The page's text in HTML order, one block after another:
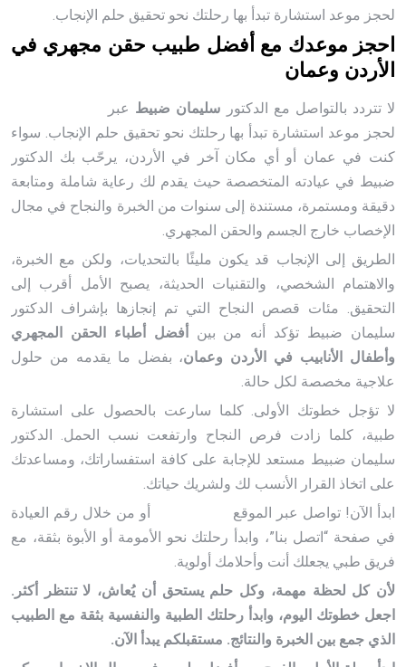
لحجز موعد استشارة تبدأ بها رحلتك نحو تحقيق حلم الإنجاب.
احجز موعدك مع أفضل طبيب حقن مجهري في
الأردن وعمان
لا تتردد بالتواصل مع الدكتور سليمان ضبيط عبر
لحجز موعد استشارة تبدأ بها رحلتك نحو تحقيق حلم الإنجاب. سواء
كنت في عمان أو أي مكان آخر في الأردن، يرحّب بك الدكتور
ضبيط في عيادته المتخصصة حيث يقدم لك رعاية شاملة ومتابعة
دقيقة ومستمرة، مستندة إلى سنوات من الخبرة والنجاح في مجال
الإخصاب خارج الجسم والحقن المجهري.
الطريق إلى الإنجاب قد يكون مليئًا بالتحديات، ولكن مع الخبرة،
والاهتمام الشخصي، والتقنيات الحديثة، يصبح الأمل أقرب إلى
التحقيق. مئات قصص النجاح التي تم إنجازها بإشراف الدكتور
سليمان ضبيط تؤكد أنه من بين أفضل أطباء الحقن المجهري
وأطفال الأنابيب في الأردن وعمان، بفضل ما يقدمه من حلول
علاجية مخصصة لكل حالة.
لا تؤجل خطوتك الأولى. كلما سارعت بالحصول على استشارة
طبية، كلما زادت فرص النجاح وارتفعت نسب الحمل. الدكتور
سليمان ضبيط مستعد للإجابة على كافة استفساراتك، ومساعدتك
على اتخاذ القرار الأنسب لك ولشريك حياتك.
ابدأ الآن! تواصل عبر الموقع
أو من خلال رقم العيادة
في صفحة “اتصل بنا”، وابدأ رحلتك نحو الأمومة أو الأبوة بثقة، مع
فريق طبي يجعلك أنت وأحلامك أولوية.
لأن كل لحظة مهمة، وكل حلم يستحق أن يُعاش، لا تنتظر أكثر.
اجعل خطوتك اليوم، وابدأ رحلتك الطبية والنفسية بثقة مع الطبيب
الذي جمع بين الخبرة والنتائج. مستقبلكم يبدأ الآن.